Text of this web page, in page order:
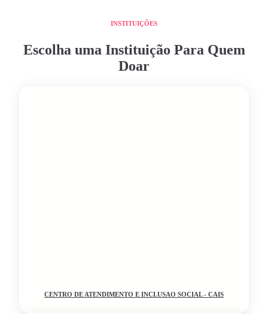
INSTITUIÇÕES
Escolha uma Instituição Para Quem
Doar
CENTRO DE ATENDIMENTO E INCLUSAO SOCIAL - CAIS